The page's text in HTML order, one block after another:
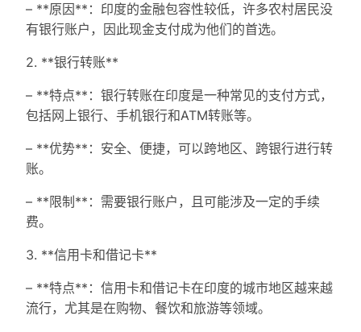
– **原因**：印度的金融包容性较低，许多农村居民没
有银行账户，因此现金支付成为他们的首选。
2. **银行转账**
– **特点**：银行转账在印度是一种常见的支付方式，
包括网上银行、手机银行和ATM转账等。
– **优势**：安全、便捷，可以跨地区、跨银行进行转
账。
– **限制**：需要银行账户，且可能涉及一定的手续
费。
3. **信用卡和借记卡**
– **特点**：信用卡和借记卡在印度的城市地区越来越
流行，尤其是在购物、餐饮和旅游等领域。